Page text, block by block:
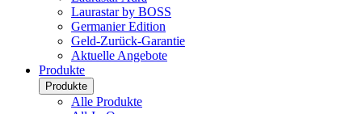
Laurastar by BOSS
Germanier Edition
Geld-Zurück-Garantie
Aktuelle Angebote
Produkte
Produkte
Alle Produkte